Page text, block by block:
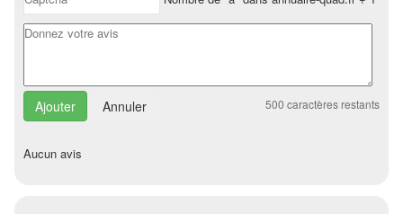
Annuler 500 caractères restants
Aucun avis